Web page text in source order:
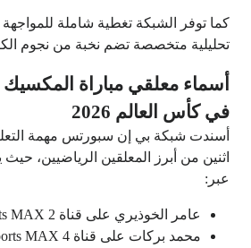
كما توفر الشبكة تغطية شاملة
تحليلية متخصصة تضم نخبة من نجوم
أسماء معلقي مباراة المكسيك
في كأس العالم 2026
أسندت شبكة بي إن سبورتس مهمة
اثنين من أبرز المعلقين الرياضيين، حيث
عبر:
عامر الخوذيري على قناة beIN Sports MAX 2.
محمد بركات على قناة beIN Sports MAX 4.